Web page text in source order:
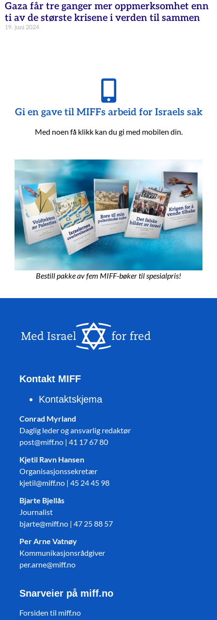
Gaza får tre ganger mer oppmerksomhet enn
ti av de største krisene i verden til sammen
19. juni 2024
Gi en gave til MIFFs arbeid for Israels sak
Med noen få klikk kan du gi med mobilen din.
Bestill pakke av fem MIFF-bøker til spesialpris!
Kontakt MIFF
Kontaktskjema
Conrad Myrland
Daglig leder og ansvarlig redaktør
post@miff.no | 41 17 67 80
Kjetil Ravn Hansen
Organisasjonssekretær
kjetil@miff.no | 45 24 45 98
Bjarte Bjellås
Journalist
bjarte@miff.no | 47 25 88 57
Per Arne Vatnøy
Kommunikasjonsrådgiver
per.arne@miff.no
Snarveier på miff.no
Forsiden til miff.no